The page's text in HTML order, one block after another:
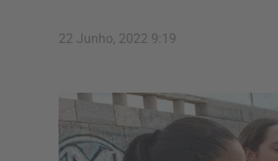
22 Junho, 2022 9:19